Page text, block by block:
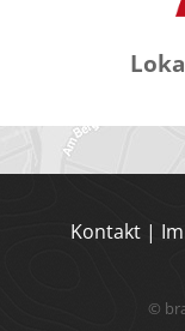
Kontakt |
©